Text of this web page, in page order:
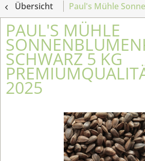
Übersicht Paul's Mühle
PAUL'S MÜHLE
SCHWARZ 5 KG
2025